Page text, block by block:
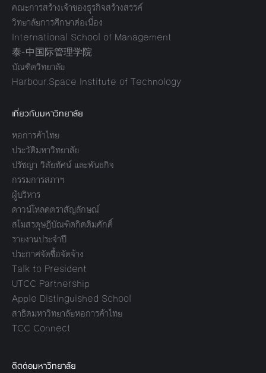
คณะการสร้างเจ้าของธุรกิจสร้างสรรค์
วิทยาลัยการศึกษาต่อเนื่อง
International School of Management
泰-中国际管理学院
บัณฑิตวิทยาลัย
Harbour.Space Institute of Technology
เกี่ยวกับมหาวิทยาลัย
หอการค้าไทย
ประวัติมหาวิทยาลัย
ปรัชญา วิสัยทัศน์ และพันธกิจ
กรรมการสภาฯ
ผู้บริหาร
ดาวน์โหลดตราสัญลักษณ์
สโมสรดุษฎีบัณฑิตกิตติมศักดิ์
รายงานประจำปี
ประกาศจัดซื้อจัดจ้าง
Talk to President
UTCC Partnership
Apple Distinguished School
สาธิตมหาวิทยาลัยหอการค้าไทย
TCC Connect
ติดต่อมหาวิทยาลัย